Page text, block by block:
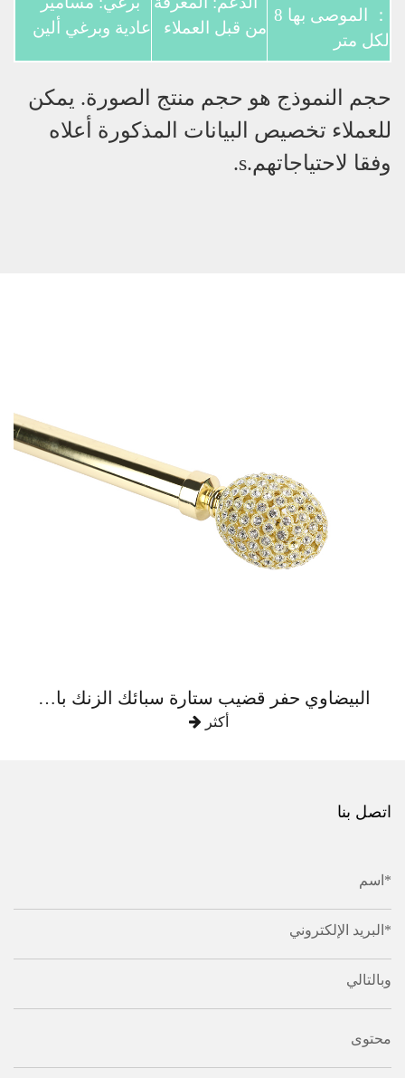
： الموصى بها 8
لكل متر
من قبل العملاء
عادية وبرغي ألين
حجم النموذج هو حجم منتج الصورة. يمكن
للعملاء تخصيص البيانات المذكورة أعلاه
وفقا لاحتياجاتهم.s.
البيضاوي حفر قضيب ستارة سبائك الزنك بالكامل
أكثر
اتصل بنا
اسم*
البريد الإلكتروني*
وبالتالي
محتوى